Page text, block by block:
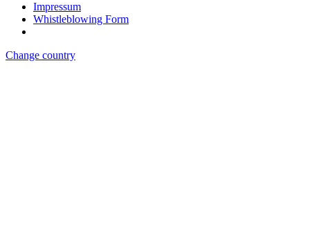
Impressum
Whistleblowing Form
Change country